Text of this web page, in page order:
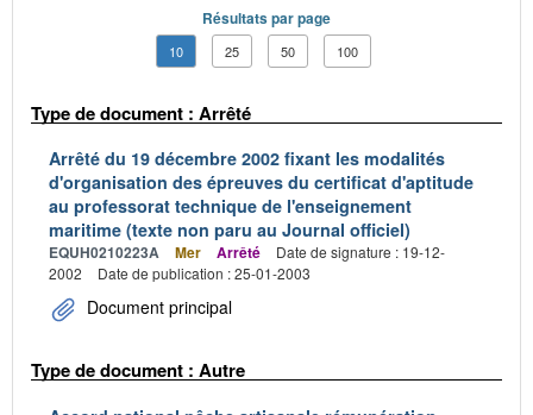
Résultats par page
10 25 50 100
Type de document : Arrêté
Arrêté du 19 décembre 2002 fixant les modalités
d'organisation des épreuves du certificat d'aptitude
au professorat technique de l'enseignement
maritime (texte non paru au Journal officiel)
EQUH0210223A Mer Arrêté
Date de signature : 19-12-
2002
Date de publication : 25-01-2003
Document principal
Type de document : Autre